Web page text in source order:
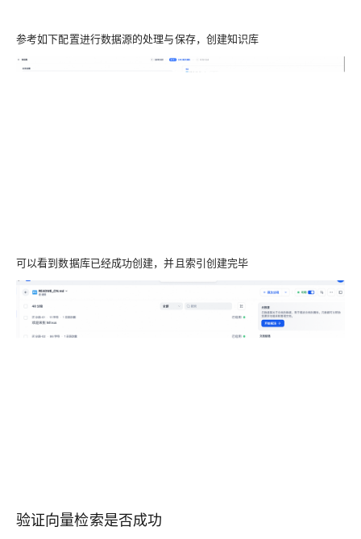
参考如下配置进行数据源的处理与保存，创建知识库
可以看到数据库已经成功创建，并且索引创建完毕
验证向量检索是否成功